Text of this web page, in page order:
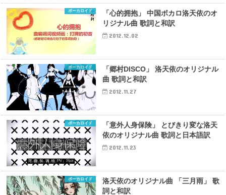
ボーカロイド
「心的拥抱」 中国ボカロ洛天依のオ
リジナル曲 歌詞と和訳
2012.12.02
ボーカロイド
「郷村DISCO」 洛天依のオリジナル
曲 歌詞と和訳
2012.11.27
ボーカロイド
「意外人身保険」 とびきり変な洛天
依のオリジナル曲 歌詞と日本語訳
2012.11.23
ボーカロイド
洛天依のオリジナル曲 「三月雨」 歌
詞と和訳